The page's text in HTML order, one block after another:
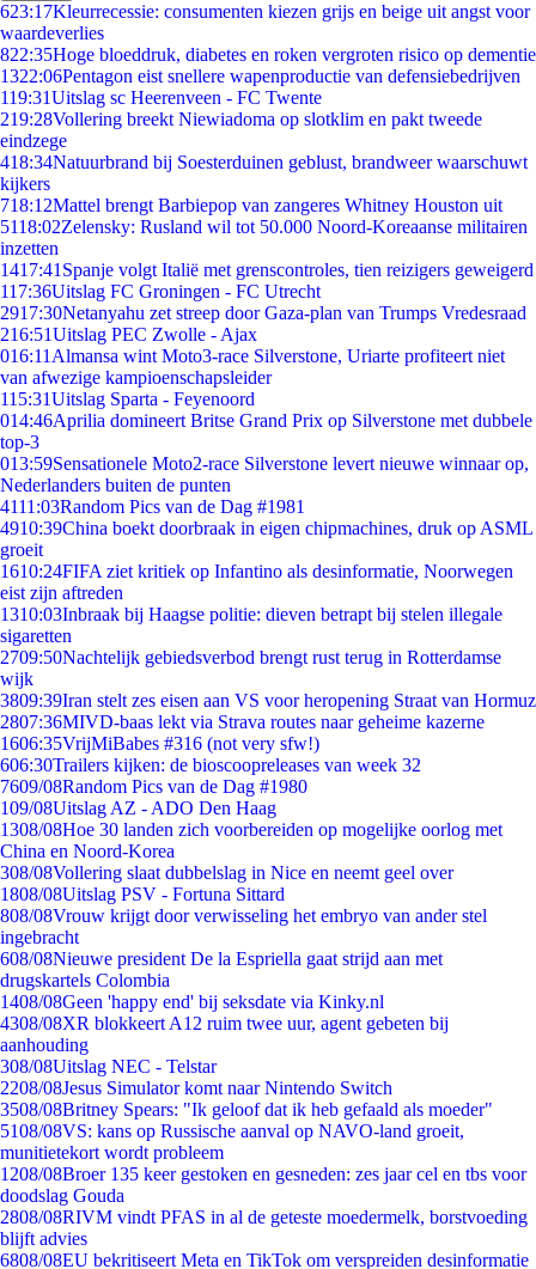
623:17Kleurrecessie: consumenten kiezen grijs en beige uit angst voor
waardeverlies
822:35Hoge bloeddruk, diabetes en roken vergroten risico op dementie
1322:06Pentagon eist snellere wapenproductie van defensiebedrijven
119:31Uitslag sc Heerenveen - FC Twente
219:28Vollering breekt Niewiadoma op slotklim en pakt tweede
eindzege
418:34Natuurbrand bij Soesterduinen geblust, brandweer waarschuwt
kijkers
718:12Mattel brengt Barbiepop van zangeres Whitney Houston uit
5118:02Zelensky: Rusland wil tot 50.000 Noord-Koreaanse militairen
inzetten
1417:41 Spanje volgt Italië met grenscontroles, tien reizigers geweigerd
117:36Uitslag FC Groningen - FC Utrecht
2917:30Netanyahu zet streep door Gaza-plan van Trumps Vredesraad
216:51Uitslag PEC Zwolle - Ajax
016:11 Almansa wint Moto3-race Silverstone, Uriarte profiteert niet
van afwezige kampioenschapsleider
115:31Uitslag Sparta - Feyenoord
014:46Aprilia domineert Britse Grand Prix op Silverstone met dubbele
top-3
013:59Sensationele Moto2-race Silverstone levert nieuwe winnaar op,
Nederlanders buiten de punten
4111:03Random Pics van de Dag #1981
4910:39China boekt doorbraak in eigen chipmachines, druk op ASML
groeit
1610:24FIFA ziet kritiek op Infantino als desinformatie, Noorwegen
eist zijn aftreden
1310:03Inbraak bij Haagse politie: dieven betrapt bij stelen illegale
sigaretten
2709:50Nachtelijk gebiedsverbod brengt rust terug in Rotterdamse
wijk
3809:39Iran stelt zes eisen aan VS voor heropening Straat van Hormuz
2807:36MIVD-baas lekt via Strava routes naar geheime kazerne
1606:35VrijMiBabes #316 (not very sfw!)
606:30Trailers kijken: de bioscoopreleases van week 32
7609/08Random Pics van de Dag #1980
109/08Uitslag AZ - ADO Den Haag
1308/08Hoe 30 landen zich voorbereiden op mogelijke oorlog met
China en Noord-Korea
308/08Vollering slaat dubbelslag in Nice en neemt geel over
1808/08Uitslag PSV - Fortuna Sittard
808/08Vrouw krijgt door verwisseling het embryo van ander stel
ingebracht
608/08Nieuwe president De la Espriella gaat strijd aan met
drugskartels Colombia
1408/08Geen 'happy end' bij seksdate via Kinky.nl
4308/08XR blokkeert A12 ruim twee uur, agent gebeten bij
aanhouding
308/08Uitslag NEC - Telstar
2208/08Jesus Simulator komt naar Nintendo Switch
3508/08Britney Spears: "Ik geloof dat ik heb gefaald als moeder"
5108/08VS: kans op Russische aanval op NAVO-land groeit,
munitietekort wordt probleem
1208/08Broer 135 keer gestoken en gesneden: zes jaar cel en tbs voor
doodslag Gouda
2808/08RIVM vindt PFAS in al de geteste moedermelk, borstvoeding
blijft advies
6808/08EU bekritiseert Meta en TikTok om verspreiden desinformatie